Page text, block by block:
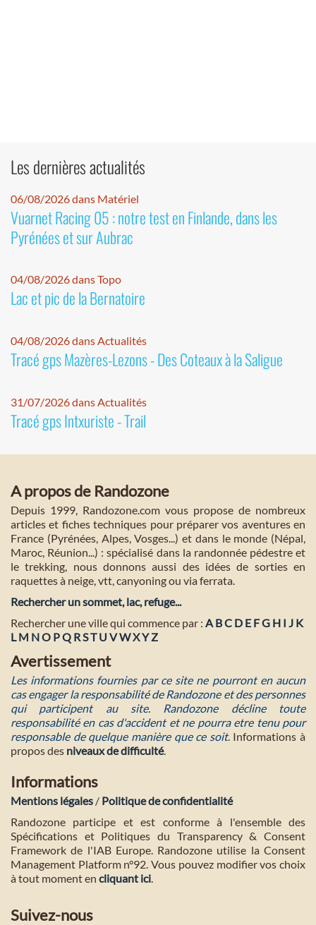
Les dernières actualités
06/08/2026 dans Matériel
Vuarnet Racing 05 : notre test en Finlande, dans les
Pyrénées et sur Aubrac
04/08/2026 dans Topo
Lac et pic de la Bernatoire
04/08/2026 dans Actualités
Tracé gps Mazères-Lezons - Des Coteaux à la Saligue
31/07/2026 dans Actualités
Tracé gps Intxuriste - Trail
A propos de Randozone
Depuis 1999, Randozone.com vous propose de nombreux
articles et fiches techniques pour préparer vos aventures en
France (Pyrénées, Alpes, Vosges...) et dans le monde (Népal,
Maroc, Réunion...) : spécialisé dans la randonnée pédestre et
le trekking, nous donnons aussi des idées de sorties en
raquettes à neige, vtt, canyoning ou via ferrata.
Rechercher un sommet, lac, refuge...
Rechercher une ville qui commence par : A BC D E FG H I J K
L M NO PQ RST U VWXYZ
Avertissement
Les informations fournies par ce site ne pourront en aucun
cas engager la responsabilité de Randozone et des personnes
qui participent au site. Randozone décline toute
responsabilité en cas d'accident et ne pourra etre tenu pour
responsable de quelque manière que ce soit. Informations à
propos des niveaux de difficulté.
Informations
Mentions légales / Politique de confidentialité
Randozone participe et est conforme à l'ensemble des
Spécifications et Politiques du Transparency & Consent
Framework de l'IAB Europe. Randozone utilise la Consent
Management Platform n°92. Vous pouvez modifier vos choix
à tout moment en cliquant ici.
Suivez-nous